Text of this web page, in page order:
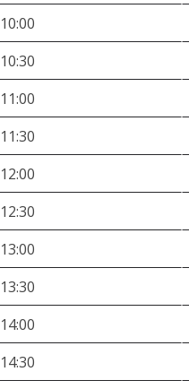
10:00
10:30
11:00
11:30
12:00
12:30
13:00
13:30
14:00
14:30